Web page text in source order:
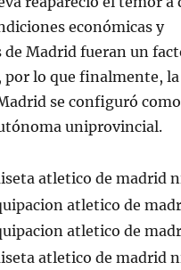
económicas y
de Madrid fueran un
por lo que finalmente, la
se configuró como
uniprovincial.